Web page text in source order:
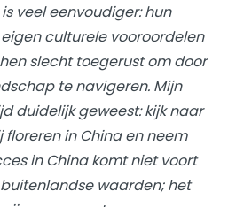
veel eenvoudiger: hun
culturele vooroordelen
slecht toegerust om door
te navigeren. Mijn
duidelijk geweest: kijk naar
floreren in China en neem
in China komt niet voort
waarden; het